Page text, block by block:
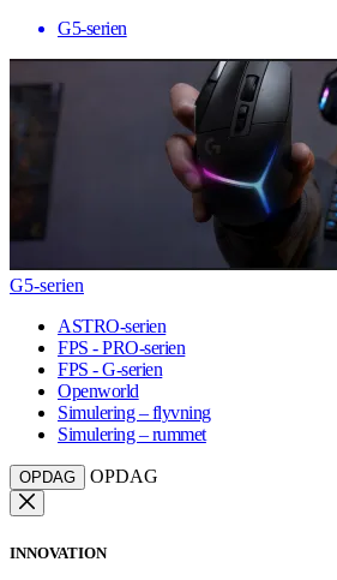
G5-serien
G5-serien
ASTRO-serien
FPS - PRO-serien
FPS - G-serien
Openworld
Simulering – flyvning
Simulering – rummet
OPDAG OPDAG
INNOVATION